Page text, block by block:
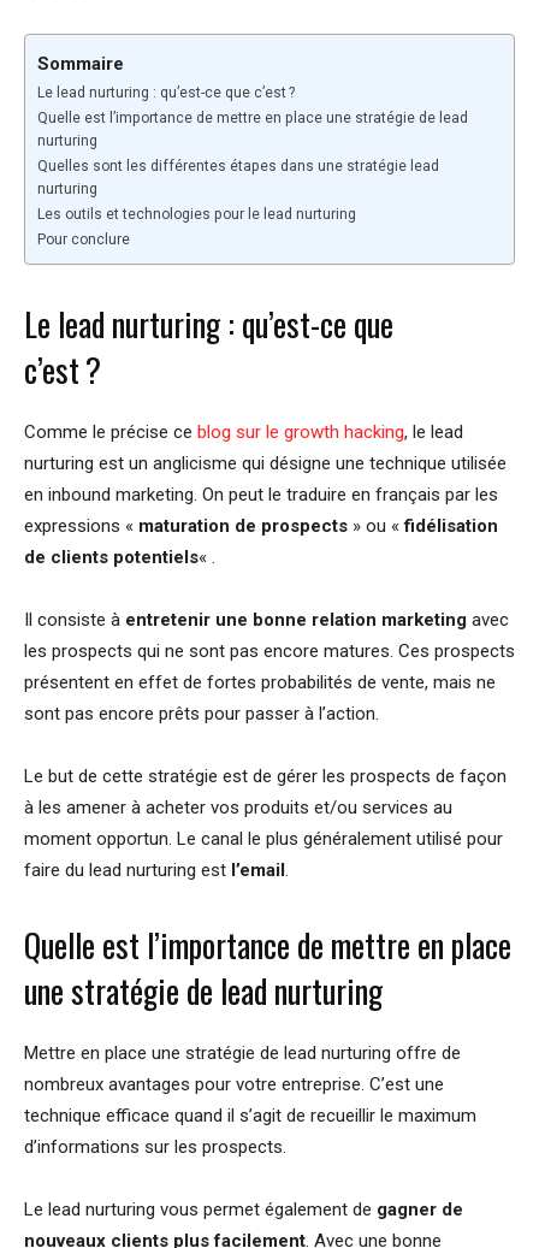
Sommaire
Le lead nurturing : qu’est-ce que c’est ?
Quelle est l’importance de mettre en place une stratégie de lead
nurturing
Quelles sont les différentes étapes dans une stratégie lead
nurturing
Les outils et technologies pour le lead nurturing
Pour conclure
Le lead nurturing : qu’est-ce que
c’est ?
Comme le précise ce blog sur le growth hacking, le lead
nurturing est un anglicisme qui désigne une technique utilisée
en inbound marketing. On peut le traduire en français par les
expressions « maturation de prospects » ou «fidélisation
de clients potentiels« .
Il consiste à entretenir une bonne relation marketing avec
les prospects qui ne sont pas encore matures. Ces prospects
présentent en effet de fortes probabilités de vente, mais ne
sont pas encore prêts pour passer à l’action.
Le but de cette stratégie est de gérer les prospects de façon
à les amener à acheter vos produits et/ou services au
moment opportun. Le canal le plus généralement utilisé pour
faire du lead nurturing est l’email.
Quelle est l’importance de mettre en place
une stratégie de lead nurturing
Mettre en place une stratégie de lead nurturing offre de
nombreux avantages pour votre entreprise. C’est une
technique efficace quand il s’agit de recueillir le maximum
d’informations sur les prospects.
Le lead nurturing vous permet également de gagner de
nouveaux clients plus facilement. Avec une bonne